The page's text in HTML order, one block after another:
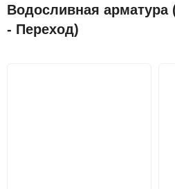
Водосливная арматура
- Переход)